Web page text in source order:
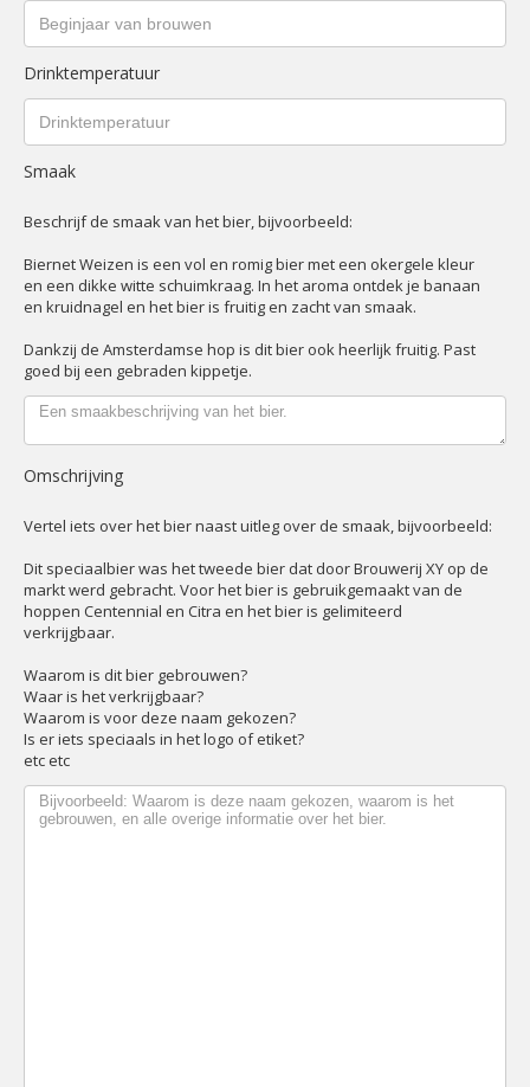
Drinktemperatuur
Smaak
Beschrijf de smaak van het bier, bijvoorbeeld:
Biernet Weizen is een vol en romig bier met een okergele kleur
en een dikke witte schuimkraag. In het aroma ontdek je banaan
en kruidnagel en het bier is fruitig en zacht van smaak.
Dankzij de Amsterdamse hop is dit bier ook heerlijk fruitig. Past
goed bij een gebraden kippetje.
Omschrijving
Vertel iets over het bier naast uitleg over de smaak, bijvoorbeeld:
Dit speciaalbier was het tweede bier dat door Brouwerij XY op de
markt werd gebracht. Voor het bier is gebruikgemaakt van de
hoppen Centennial en Citra en het bier is gelimiteerd
verkrijgbaar.
Waarom is dit bier gebrouwen?
Waar is het verkrijgbaar?
Waarom is voor deze naam gekozen?
Is er iets speciaals in het logo of etiket?
etc etc